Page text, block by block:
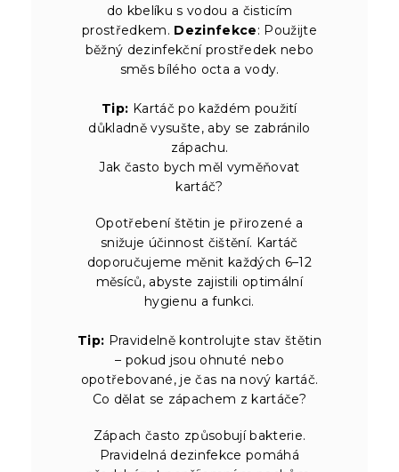
do kbelíku s vodou a čisticím
prostředkem. Dezinfekce: Použijte
běžný dezinfekční prostředek nebo
směs bílého octa a vody.
Tip: Kartáč po každém použití
důkladně vysušte, aby se zabránilo
zápachu.
Jak často bych měl vyměňovat
kartáč?
Opotřebení štětin je přirozené a
snižuje účinnost čištění. Kartáč
doporučujeme měnit každých 6–12
měsíců, abyste zajistili optimální
hygienu a funkci.
Tip: Pravidelně kontrolujte stav štětin
– pokud jsou ohnuté nebo
opotřebované, je čas na nový kartáč.
Co dělat se zápachem z kartáče?
Zápach často způsobují bakterie.
Pravidelná dezinfekce pomáhá